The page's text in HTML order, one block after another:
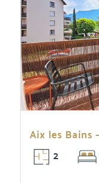
Aix les Bains
2